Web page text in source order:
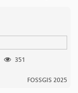
351
FOSSGIS 2025